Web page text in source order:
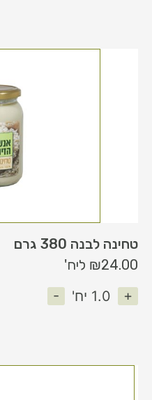
טחינה לבנה 380 גרם
₪24.00
ליח'
-
1.0 יח' +